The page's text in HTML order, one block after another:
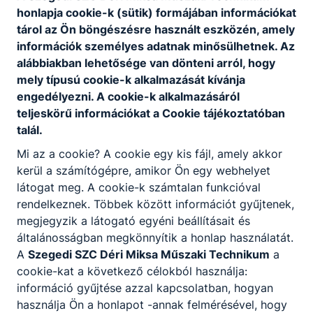
Atys-co kft
"ATYS-CO Kft. Székhely: H-1107
Budapest, Fertő utca 14. | Levelezési
cím: H-1475 Budapest, Pf. 275
Telephely: H-6750 Algyő, JURA Ipari
3tanuló
Edimension kft
"6726 Szeged, Kertész u. 4. +36 62
482936"
honlapja cookie-k (sütik) formájában információkat
tárol az Ön böngészésre használt eszközén, amely
információk személyes adatnak minősülhetnek. Az
alábbiakban lehetősége van dönteni arról, hogy
mely típusú cookie-k alkalmazását kívánja
engedélyezni. A cookie-k alkalmazásáról
teljeskörű információkat a Cookie tájékoztatóban
talál.
Mi az a cookie? A cookie egy kis fájl, amely akkor
kerül a számítógépre, amikor Ön egy webhelyet
látogat meg. A cookie-k számtalan funkcióval
rendelkeznek. Többek között információt gyűjtenek,
megjegyzik a látogató egyéni beállításait és
általánosságban megkönnyítik a honlap használatát.
A Szegedi SZC Déri Miksa Műszaki Technikum a
cookie-kat a következő célokból használja:
információ gyűjtése azzal kapcsolatban, hogyan
használja Ön a honlapot -annak felmérésével, hogy